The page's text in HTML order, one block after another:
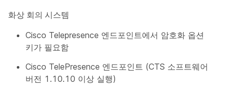
화상 회의 시스템
Cisco Telepresence 엔드포인트에서 암호화 옵션
키가 필요함
Cisco TelePresence 엔드포인트 (CTS 소프트웨어
버전 1.10.10 이상 실행)